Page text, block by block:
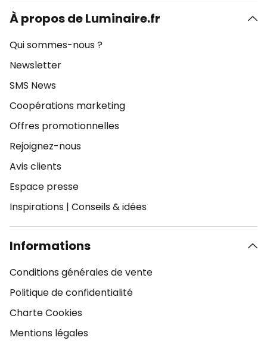
À propos de Luminaire.fr
Qui sommes-nous ?
Newsletter
SMS News
Coopérations marketing
Offres promotionnelles
Rejoignez-nous
Avis clients
Espace presse
Inspirations | Conseils & idées
Informations
Conditions générales de vente
Politique de confidentialité
Charte Cookies
Mentions légales